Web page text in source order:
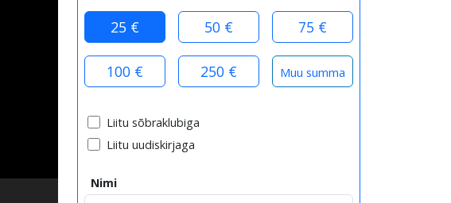
25 € 50 € 75 €
100 € 250 €
Liitu sõbraklubiga
Liitu uudiskirjaga
Nimi